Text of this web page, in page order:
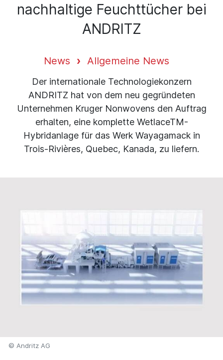
nachhaltige Feuchttücher bei
ANDRITZ
News Allgemeine News
Der internationale Technologiekonzern
ANDRITZ hat von dem neu gegründeten
Unternehmen Kruger Nonwovens den Auftrag
erhalten, eine komplette WetlaceTM-
Hybridanlage für das Werk Wayagamack in
Trois-Rivières, Quebec, Kanada, zu liefern.
© Andritz AG